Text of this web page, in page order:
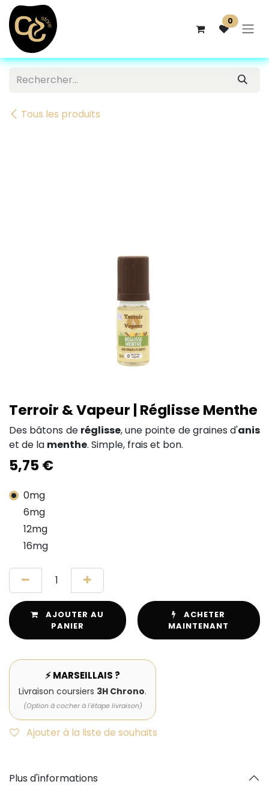
Se rendre au contenu
0
Tous les produits
Terroir & Vapeur | Réglisse Menthe
Des bâtons de réglisse, une pointe de graines d'anis
et de la menthe. Simple, frais et bon.
5,75 €
0mg
6mg
12mg
16mg
AJOUTER AU
PANIER
ACHETER
MAINTENANT
⚡ MARSEILLAIS ?
Livraison coursiers 3H Chrono.
(Option à cocher à l'étape livraison)
Ajouter à la liste de souhaits
Plus d'informations